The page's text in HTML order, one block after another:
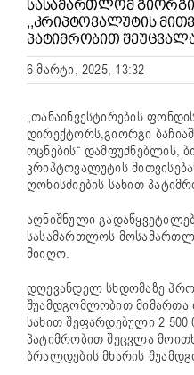
ᲡᲐᲡᲐᲛᲐᲠᲗᲚᲝᲛ ᲒᲘᲝᲠᲒᲘ
,,ᲙᲠᲘᲞᲢᲝᲕᲐᲚᲣᲢᲘᲡ
ᲞᲐᲢᲘᲛᲠᲝᲑᲘᲗ
6 მარტი, 2025, 13:32
„თანაინვესტირების
დირექტორს,გიორგი
ოცნების“ დამფუძნებლის,
კრიპტოვალუტის
ღონისძიების სახით
აღნიშნული
სასამართლოს
მიიღო.
დღევანდელ სხდომაზე
შუამდგომლობით მიმართა
სახით შეფარდებული 2
პატიმრობით შეცვლა
ბრალდების მხარის